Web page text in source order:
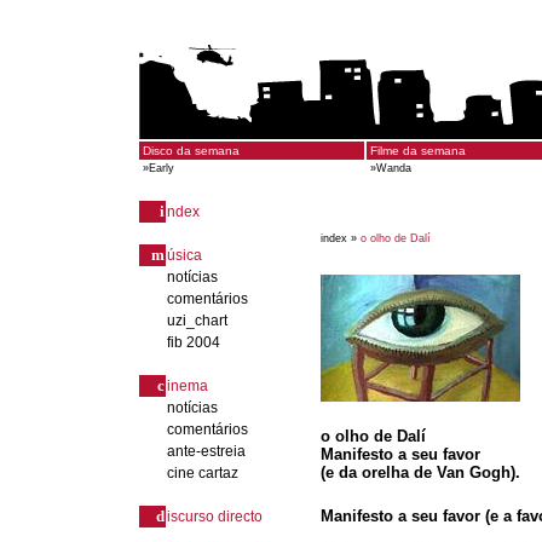
Disco da semana Filme da semana
»Early »Wanda
index
música
notícias
comentários
uzi_chart
fib 2004
cinema
notícias
comentários
ante-estreia
cine cartaz
discurso directo
index » o olho de Dalí
o olho de Dalí
Manifesto a seu favor
(e da orelha de Van Gogh).
Manifesto a seu favor (e a